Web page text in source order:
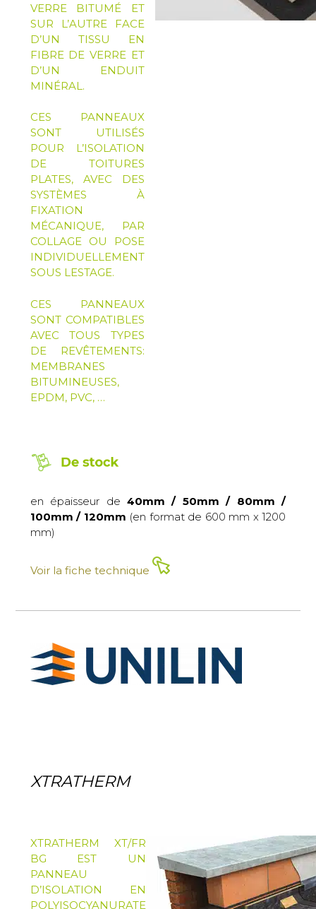
VERRE BITUMÉ ET
SUR L’AUTRE FACE
D’UN TISSU EN
FIBRE DE VERRE ET
D’UN ENDUIT
MINÉRAL.
CES PANNEAUX
SONT UTILISÉS
POUR L’ISOLATION
DE TOITURES
PLATES, AVEC DES
SYSTÈMES À
FIXATION
MÉCANIQUE, PAR
COLLAGE OU POSE
INDIVIDUELLEMENT
SOUS LESTAGE.
CES PANNEAUX
SONT COMPATIBLES
AVEC TOUS TYPES
DE REVÊTEMENTS:
MEMBRANES
BITUMINEUSES,
EPDM, PVC, …
en épaisseur de40mm / 50mm / 80mm /
100mm / 120mm (en format de 600 mm x 1200
mm)
Voir la fiche technique
XTRATHERM
XTRATHERM XT/FR
BG EST UN
PANNEAU
D’ISOLATION EN
POLYISOCYANURATE